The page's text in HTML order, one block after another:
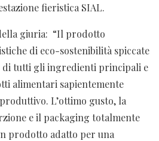
fieristica SIAL.
giuria: “Il prodotto
di eco-sostenibilità spiccate
di tutti gli ingredienti principali e
alimentari sapientemente
L’ottimo gusto, la
e il packaging totalmente
prodotto adatto per una